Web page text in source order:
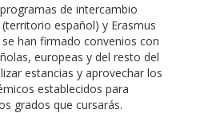
de intercambio
español) y Erasmus
han firmado convenios con
europeas y del resto del
estancias y aprovechar los
establecidos para
grados que cursarás.